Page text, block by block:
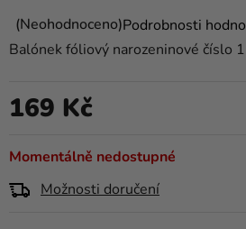
Svátky
potřeby
produkty
Témata
Průměrné
hodnocení
0,0
5
NeohodnocenoPodrobnosti
Balónek fóliový narozeninové číslo
Momentálně nedostupné
Možnosti doručení
169 Kč